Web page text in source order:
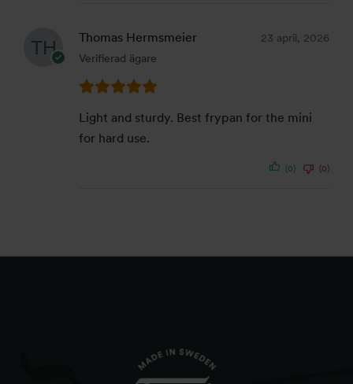
Thomas Hermsmeier
Verifierad ägare
23 april, 2026
Light and sturdy. Best frypan for the mini
for hard use.
(0) (0)